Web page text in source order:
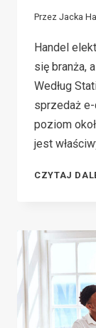
Przez Jacka
Handel
się branża,
Według
sprzedaż
poziom
jest
CZYTAJ